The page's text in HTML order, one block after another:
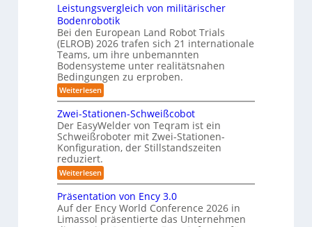
b
o
t
e
r
D
-
S
t
e
r
e
o
-
K
a
m
e
r
a
s
y
u
t
t
l
e
-
S
y
s
t
e
f
ü
r
R
e
Leistungsvergleich von militärischer
Bodenrobotik
Bei den European Land Robot Trials
(ELROB) 2026 trafen sich 21 internationale
Teams, um ihre unbemannten
Bodensysteme unter realitätsnahen
Bedingungen zu erproben.
Weiterlesen:
L
e
i
s
t
u
g
s
v
e
r
g
Zwei-Stationen-Schweißcobot
Der EasyWelder von Teqram ist ein
Schweißroboter mit Zwei-Stationen-
Konfiguration, der Stillstandszeiten
reduziert.
Weiterlesen:
Z
w
e
i
-
Präsentation von Ency 3.0
Auf der Ency World Conference 2026 in
Limassol präsentierte das Unternehmen